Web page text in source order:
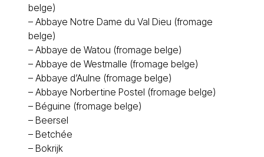
belge)
– Abbaye Notre Dame du Val Dieu (fromage
belge)
– Abbaye de Watou (fromage belge)
– Abbaye de Westmalle (fromage belge)
– Abbaye d’Aulne (fromage belge)
– Abbaye Norbertine Postel (fromage belge)
– Béguine (fromage belge)
– Beersel
– Betchée
– Bokrijk